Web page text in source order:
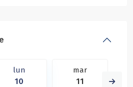
lun
10
mar
11